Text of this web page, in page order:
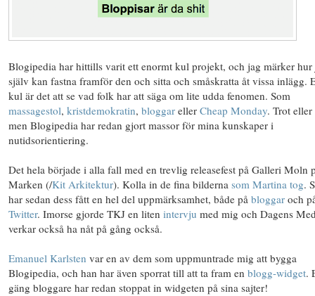
Blogipedia har hittills varit ett enormt kul projekt, och jag märker hur
själv kan fastna framför den och sitta och småskratta åt vissa inlägg.
kul är det att se vad folk har att säga om lite udda fenomen. Som
massagestol, kristdemokratin, bloggar eller Cheap Monday. Trot eller
men Blogipedia har redan gjort massor för mina kunskaper i
nutidsorientiering.
Det hela började i alla fall med en trevlig releasefest på Galleri Moln
Marken (/Kit Arkitektur). Kolla in de fina bilderna som Martina tog.
har sedan dess fått en hel del uppmärksamhet, både på bloggar och
Twitter. Imorse gjorde TKJ en liten intervju med mig och Dagens
verkar också ha nåt på gång också.
Emanuel Karlsten var en av dem som uppmuntrade mig att bygga
Blogipedia, och han har även sporrat till att ta fram en blogg-widget.
gäng bloggare har redan stoppat in widgeten på sina sajter!